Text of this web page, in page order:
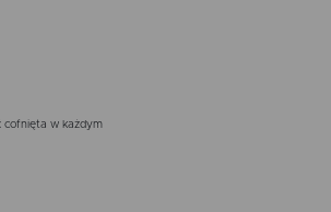
cofnięta w każdym